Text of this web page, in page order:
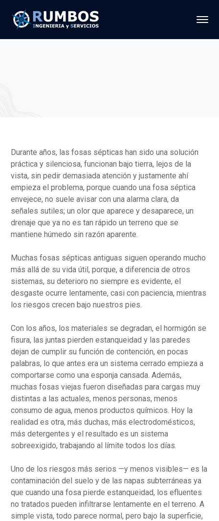
Durante años, las fosas sépticas han sido una solución
práctica y silenciosa, funcionan bajo tierra, lejos de la
vista, sin pedir demasiada atención y justamente ahí
empieza el problema, porque cuando una fosa séptica
envejece, no suele avisar con una alarma clara, da
señales sutiles; un olor que aparece y desaparece, un
drenaje que ya no es tan rápido un terreno que se
mantiene húmedo sin razón aparente.
Muchas fosas sépticas antiguas siguen operando mucho
más allá de su vida útil, porque, a diferencia de otros
sistemas, su deterioro no siempre es evidente, el
desgaste ocurre lentamente, casi con paciencia, mientras
los riesgos crecen bajo nuestros pies.
Con los años, los materiales se degradan, el hormigón se
fisura, las juntas pierden estanqueidad y las paredes
dejan de cumplir su función de contención, en pocas
palabras, lo que antes era un sistema cerrado empieza a
comportarse como una esponja cansada. Además,
muchas fosas viejas fueron diseñadas para cargas muy
distintas a las actuales, menos personas, menos
consumo de agua, menos productos químicos. Hoy la
realidad es otra, más duchas, más electrodomésticos,
más detergentes y el resultado es un sistema
sobreexigido, trabajando al límite todos los días.
Uno de los riesgos más serios —y menos visibles— es la
contaminación del suelo y de las napas subterráneas ya
que cuando una fosa pierde estanqueidad, los efluentes
no tratados pueden infiltrarse lentamente en el terreno. A
simple vista, todo parece normal, pero bajo la superficie,